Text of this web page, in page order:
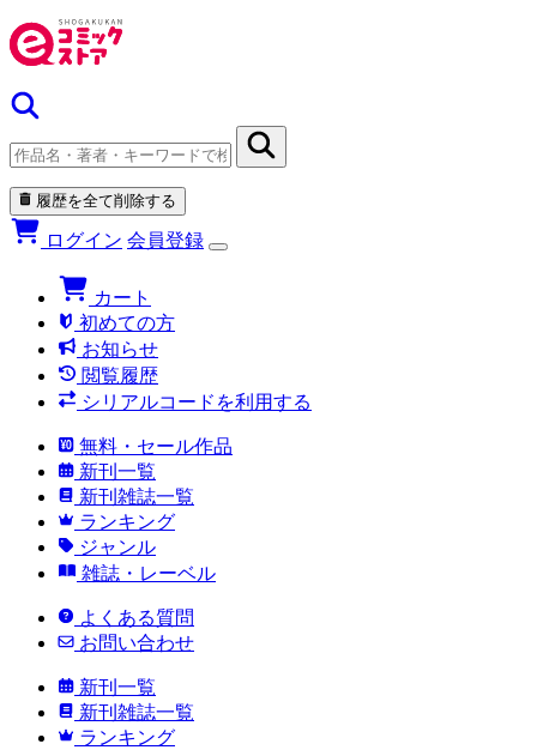
履歴を全て削除する
ログイン 会員登録
カート
初めての方
お知らせ
閲覧履歴
シリアルコードを利用する
無料・セール作品
新刊一覧
新刊雑誌一覧
ランキング
ジャンル
雑誌・レーベル
よくある質問
お問い合わせ
新刊一覧
新刊雑誌一覧
ランキング